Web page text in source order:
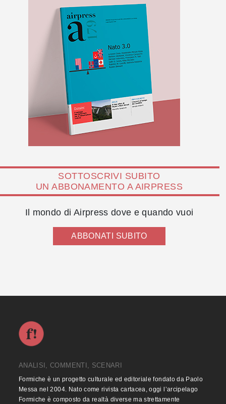
SOTTOSCRIVI SUBITO
UN ABBONAMENTO A AIRPRESS
Il mondo di Airpress dove e quando vuoi
ABBONATI SUBITO
ANALISI, COMMENTI, SCENARI
Formiche è un progetto culturale ed editoriale fondato da Paolo
Messa nel 2004. Nato come rivista cartacea, oggi l’arcipelago
Formiche è composto da realtà diverse ma strettamente